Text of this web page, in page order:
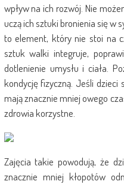
wpływ na ich rozwój. Nie
uczą ich sztuki bronienia się w
to element, który nie stoi na
sztuk walki integruje,
dotlenienie umysłu i ciała.
kondycję fizyczną. Jeśli dzieci
mają znacznie mniej owego
zdrowia korzystne.
Zajęcia takie powodują, że
znacznie mniej kłopotów